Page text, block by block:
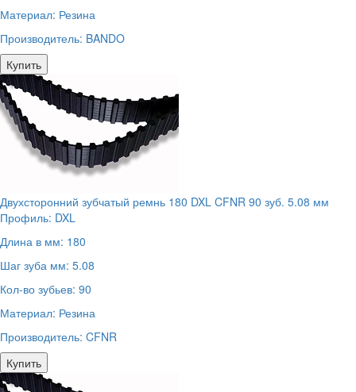
Материал: Резина
Производитель: BANDO
Купить
Двухсторонний зубчатый ремнь 180 DXL CFNR 90 зуб. 5.08 мм
Профиль: DXL
Длина в мм: 180
Шаг зуба мм: 5.08
Кол-во зубьев: 90
Материал: Резина
Производитель: CFNR
Купить